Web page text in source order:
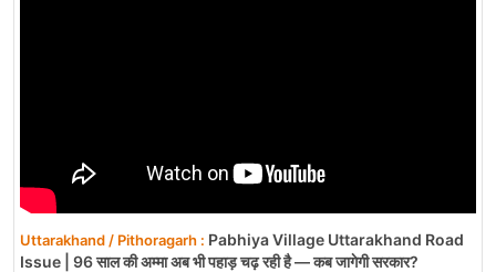
Uttarakhand / Pithoragarh : Pabhiya Village Uttarakhand Road
Issue | 96 साल की अम्मा अब भी पहाड़ चढ़ रही है — कब जागेगी सरकार?